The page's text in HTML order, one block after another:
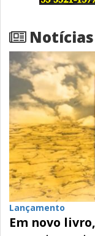
Notícias
Lançamento
Em novo